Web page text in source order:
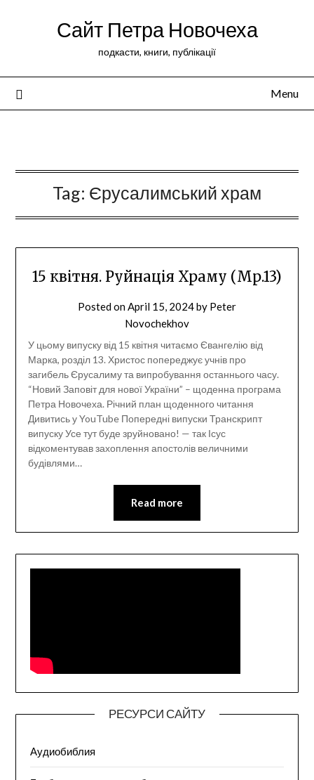
Сайт Петра Новочеха
подкасти, книги, публікації
Menu
Tag: Єрусалимський храм
15 квітня. Руйнація Храму (Мр.13)
Posted onApril 15, 2024by Peter
Novochekhov
У цьому випуску від 15 квітня читаємо Євангелію від
Марка, розділ 13. Христос попереджує учнів про
загибель Єрусалиму та випробування останнього часу.
“Новий Заповіт для нової України” – щоденна програма
Петра Новочеха. Річний план щоденного читання
Дивитись у YouTube Попередні випуски Транскрипт
випуску Усе тут буде зруйновано! — так Ісус
відкоментував захоплення апостолів величними
будівлями…
Read more
РЕСУРСИ САЙТУ
Аудиобиблия